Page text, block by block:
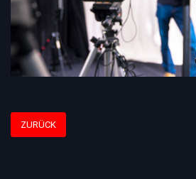
ZURÜCK